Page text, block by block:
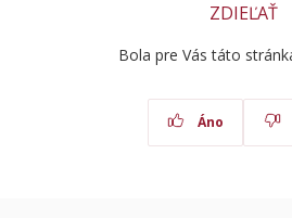
ZDIEĽAŤ
Bola pre Vás táto
Áno